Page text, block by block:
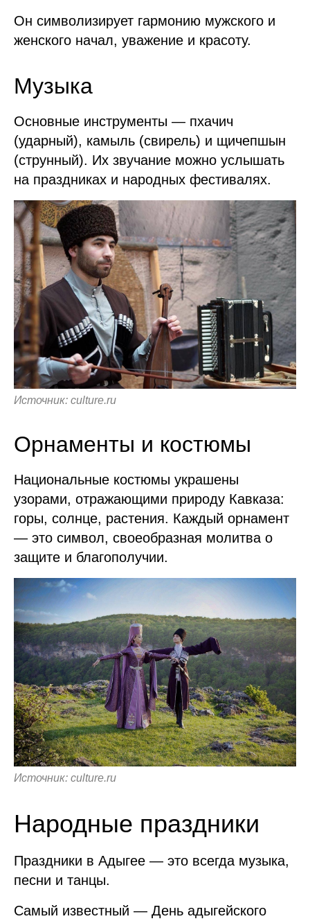
Он символизирует гармонию мужского и
женского начал, уважение и красоту.
Музыка
Основные инструменты — пхачич
(ударный), камыль (свирель) и щичепшын
(струнный). Их звучание можно услышать
на праздниках и народных фестивалях.
Источник: culture.ru
Орнаменты и костюмы
Национальные костюмы украшены
узорами, отражающими природу Кавказа:
горы, солнце, растения. Каждый орнамент
— это символ, своеобразная молитва о
защите и благополучии.
Источник: culture.ru
Народные праздники
Праздники в Адыгее — это всегда музыка,
песни и танцы.
Самый известный — День адыгейского